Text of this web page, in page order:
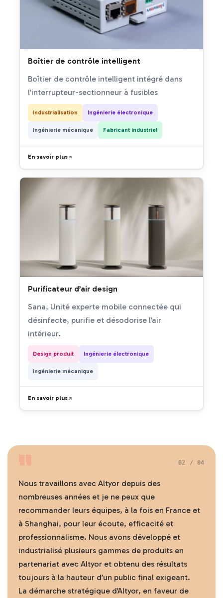
Boîtier de contrôle intelligent
Boîtier de contrôle intelligent intégré dans
l’interrupteur-sectionneur à fusibles
Industrialisation Ingénierie électronique
Ingénierie mécanique Fabricant industriel
En savoir plus
Purificateur d’air design
Sana, Unité experte mobile connectée qui
désinfecte, purifie et désodorise l’air
intérieur.
Design produit Ingénierie électronique
Ingénierie mécanique
En savoir plus
" 02 / 04
Nous travaillons avec Altyor depuis des
nombreuses années et je ne peux que
recommander leurs équipes, à la fois en France et
à Shanghai, pour leur écoute, efficacité et
professionnalisme. Nous avons développé et
industrialisé plusieurs gammes de produits en
partenariat avec Altyor et obtenu des résultats
toujours à la hauteur d’un public final exigeant.
La démarche stratégique d’Altyor, en faveur de